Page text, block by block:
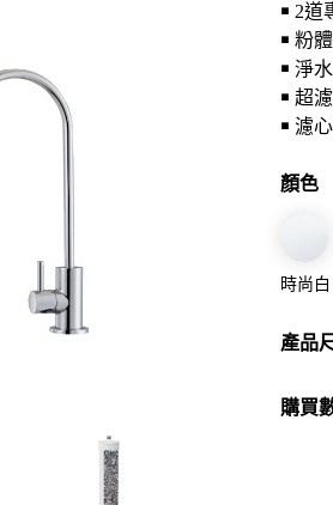
￭ 2道
￭ 粉
￭ 淨
￭ 超
￭ 濾
顏色
時尚白
產品
購買